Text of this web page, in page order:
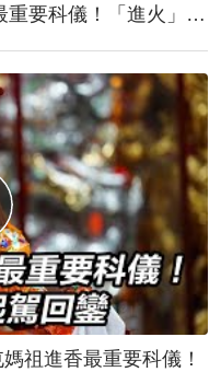
要科儀！「進火」儀
祖進香最重要科儀！